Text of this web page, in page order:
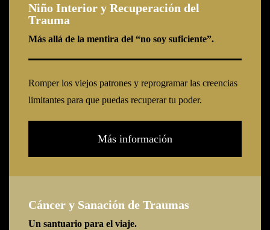
Niño Interior y Recuperación del
Trauma
Más allá de la mentira del “no soy suficiente”.
Romper los viejos patrones y reprogramar las creencias
limitantes para que puedas recuperar tu poder.
Más información
Cáncer y Sanación de Traumas
Un santuario para el viaje.